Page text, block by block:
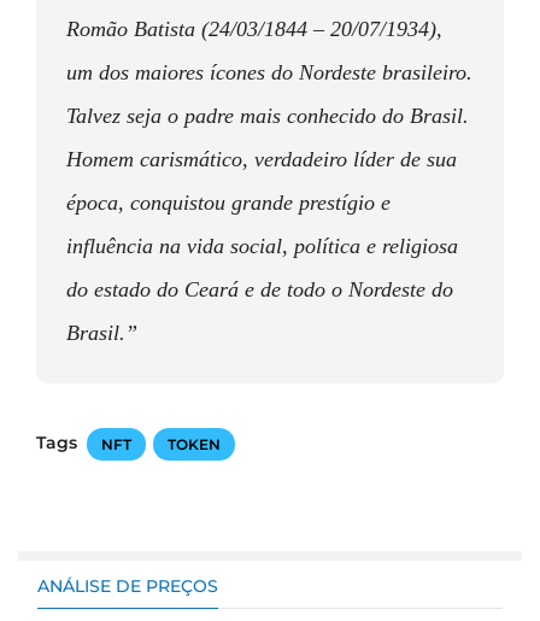
Romão Batista (24/03/1844 – 20/07/1934),
um dos maiores ícones do Nordeste brasileiro.
Talvez seja o padre mais conhecido do Brasil.
Homem carismático, verdadeiro líder de sua
época, conquistou grande prestígio e
influência na vida social, política e religiosa
do estado do Ceará e de todo o Nordeste do
Brasil.”
Tags NFT TOKEN
ANÁLISE DE PREÇOS